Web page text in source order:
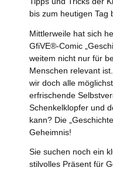
bis zum heutigen Tag
Mittlerweile hat sich
GfiVE®-Comic
weitem nicht nur für
Menschen relevant
wir doch alle
erfrischende
Schenkelklopfer und
kann? Die
Geheimnis!
Sie suchen noch ein
stilvolles Präsent für